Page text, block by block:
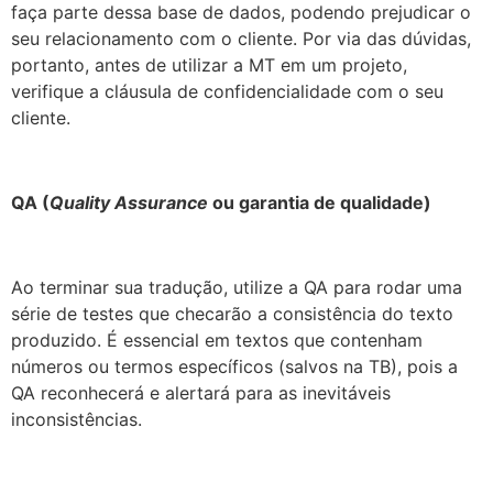
faça parte dessa base de dados, podendo prejudicar o
seu relacionamento com o cliente. Por via das dúvidas,
portanto, antes de utilizar a MT em um projeto,
verifique a cláusula de confidencialidade com o seu
cliente.
QA (Quality Assurance ou garantia de qualidade)
Ao terminar sua tradução, utilize a QA para rodar uma
série de testes que checarão a consistência do texto
produzido. É essencial em textos que contenham
números ou termos específicos (salvos na TB), pois a
QA reconhecerá e alertará para as inevitáveis
inconsistências.